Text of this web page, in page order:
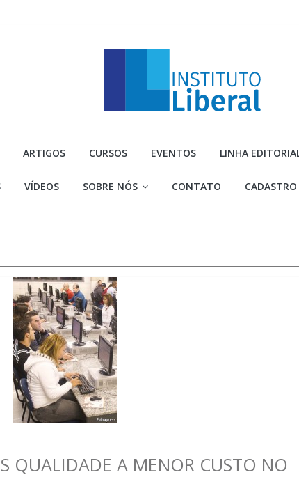
Liberal
mais
importante
da
sociedade.
ARTIGOS CURSOS EVENTOS LINHA
VÍDEOS SOBRE NÓS CONTATO
QUALIDADE A MENOR CUSTO NO